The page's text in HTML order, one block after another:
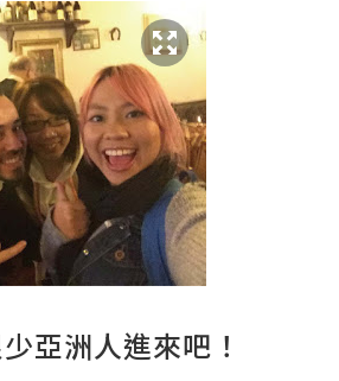
亞洲人進來吧！